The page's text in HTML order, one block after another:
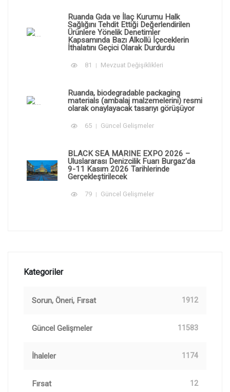
Ruanda Gıda ve İlaç Kurumu Halk
Sağlığını Tehdit Ettiği Değerlendirilen
Ürünlere Yönelik Denetimler
Kapsamında Bazı Alkollü İçeceklerin
İthalatını Geçici Olarak Durdurdu
81 Mevzuat Değişiklikleri
Ruanda, biodegradable packaging
materials (ambalaj malzemelerini) resmi
olarak onaylayacak tasarıyı görüşüyor
65 Güncel Gelişmeler
BLACK SEA MARINE EXPO 2026 –
Uluslararası Denizcilik Fuarı Burgaz'da
9-11 Kasım 2026 Tarihlerinde
Gerçekleştirilecek
79 Güncel Gelişmeler
Kategoriler
Sorun, Öneri, Fırsat 1912
Güncel Gelişmeler 11583
İhaleler 1174
Fırsat 12